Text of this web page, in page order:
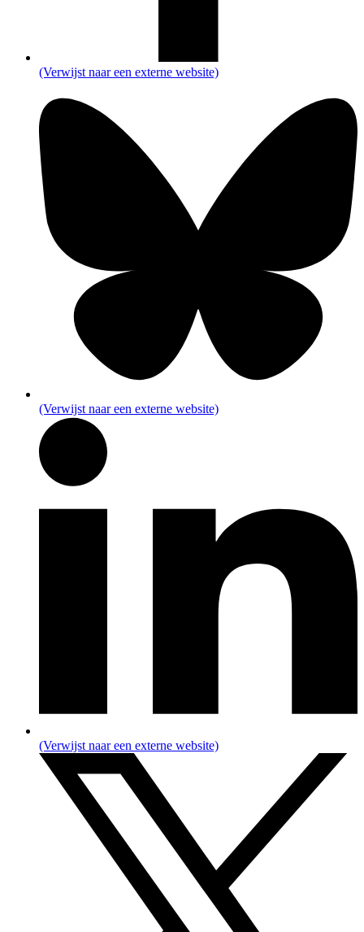
(Verwijst naar een externe website)
(Verwijst naar een externe website)
(Verwijst naar een externe website)